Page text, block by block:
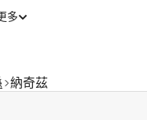
多
納奇茲